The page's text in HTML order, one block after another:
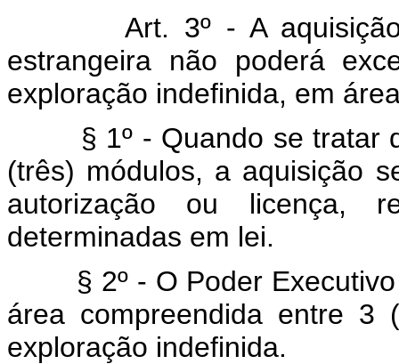
Art. 3º - A
estrangeira não poderá
exploração indefinida, em
§ 1º - Quando se tratar
(três) módulos, a aquisição
autorização ou licença,
determinadas em lei.
§ 2º - O Poder
área compreendida entre 3
exploração indefinida.